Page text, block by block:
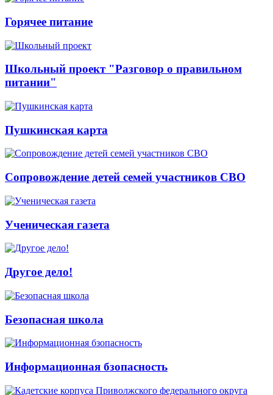
Горячее питание
Школьный проект "Разговор о правильном
питании"
Пушкинская карта
Сопровождение детей семей участников СВО
Ученическая газета
Другое дело!
Безопасная школа
Информационная бзопасность